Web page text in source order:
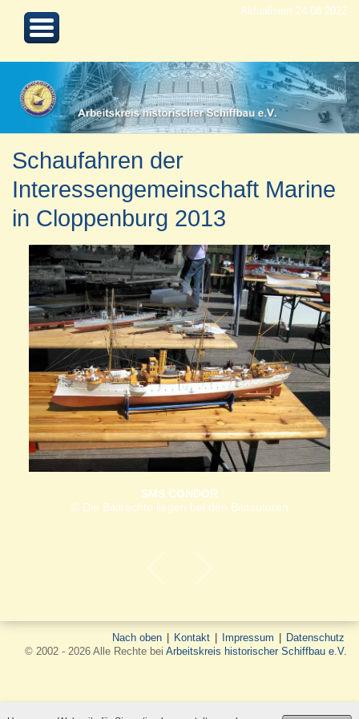
Aktualisiert 24.08.2022
Schaufahren der
Interessengemeinschaft Marine
in Cloppenburg 2013
SMS CONDOR
© Die Bildrechte liegen bei den Bildautoren
Nach oben Kontakt Impressum
Datenschutz
© 2002 - 2026 Alle Rechte bei Arbeitskreis historischer Schiffbau e.V.